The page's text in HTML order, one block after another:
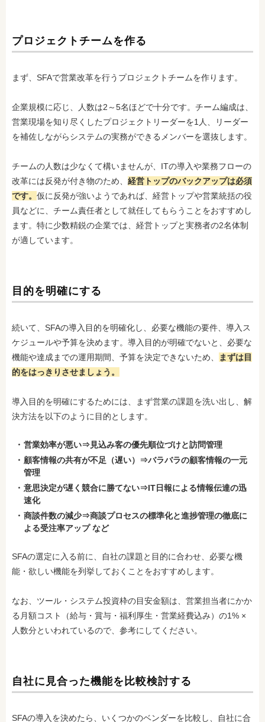
プロジェクトチームを作る
まず、SFAで営業改革を行うプロジェクトチームを作ります。
企業規模に応じ、人数は2～5名ほどで十分です。チーム編成は、
営業現場を知り尽くしたプロジェクトリーダーを1人、リーダー
を補佐しながらシステムの実務ができるメンバーを選抜します。
チームの人数は少なくて構いませんが、ITの導入や業務フローの
改革には反発が付き物のため、 経営トップのバックアップは必須
です。 仮に反発が強いようであれば、経営トップや営業統括の役
員などに、チーム責任者として就任してもらうことをおすすめし
ます。特に少数精鋭の企業では、経営トップと実務者の2名体制
が適しています。
目的を明確にする
続いて、SFAの導入目的を明確化し、必要な機能の要件、導入ス
ケジュールや予算を決めます。導入目的が明確でないと、必要な
機能や達成までの運用期間、予算を決定できないため、
まずは目
的をはっきりさせましょう。
導入目的を明確にするためには、まず営業の課題を洗い出し、解
決方法を以下のように目的とします。
営業効率が悪い⇒見込み客の優先順位づけと訪問管理
顧客情報の共有が不足（遅い）⇒バラバラの顧客情報の一元
管理
意思決定が遅く競合に勝てない⇒IT日報による情報伝達の迅
速化
商談件数の減少⇒商談プロセスの標準化と進捗管理の徹底に
よる受注率アップ など
SFAの選定に入る前に、自社の課題と目的に合わせ、必要な機
能・欲しい機能を列挙しておくことをおすすめします。
なお、ツール・システム投資枠の目安金額は、営業担当者にかか
る月額コスト（給与・賞与・福利厚生・営業経費込み）の1% ×
人数分といわれているので、参考にしてください。
自社に見合った機能を比較検討する
SFAの導入を決めたら、いくつかのベンダーを比較 し、自社に合